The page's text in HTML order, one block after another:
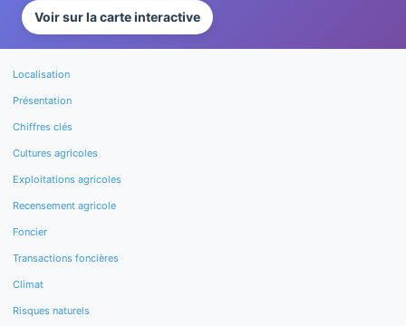
Voir sur la carte interactive
Localisation
Présentation
Chiffres clés
Cultures agricoles
Exploitations agricoles
Recensement agricole
Foncier
Transactions foncières
Climat
Risques naturels